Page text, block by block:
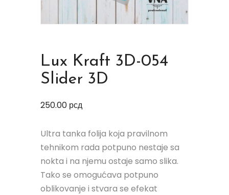
Lux Kraft 3D-054
Slider 3D
250.00 рсд
Ultra tanka folija koja pravilnom
tehnikom rada potpuno nestaje sa
nokta i na njemu ostaje samo slika.
Tako se omogućava potpuno
oblikovanje i stvara se efekat